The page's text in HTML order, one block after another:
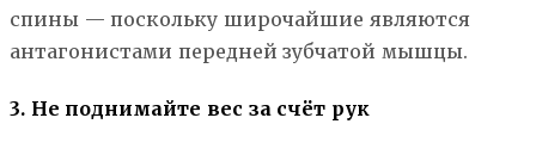
спины — поскольку широчайшие являются
антагонистами передней зубчатой мышцы.
3. Не поднимайте вес за счёт рук